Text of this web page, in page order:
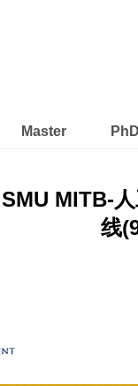
Master PhD
MITB-
线